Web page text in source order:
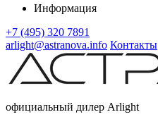
Информация
+7 (495) 320 7891
arlight@astranova.info Контакты
официальный дилер Arlight